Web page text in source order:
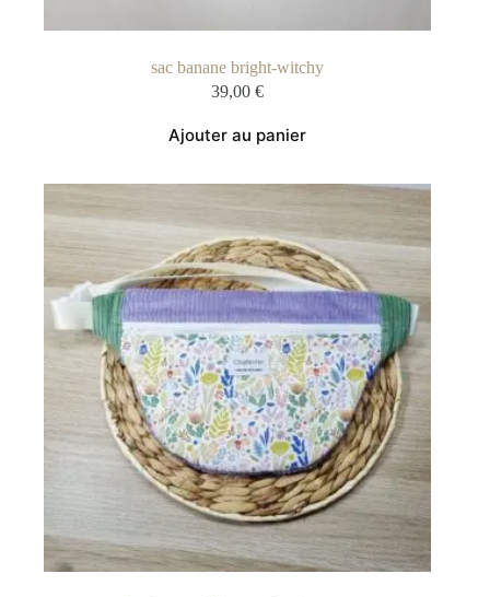
sac banane bright-witchy
39,00€
Ajouter au panier